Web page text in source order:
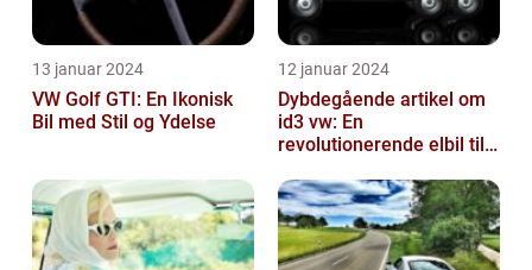
13 januar 2024
VW Golf GTI: En Ikonisk
Bil med Stil og Ydelse
12 januar 2024
Dybdegående artikel om
id3 vw: En
revolutionerende elbil til